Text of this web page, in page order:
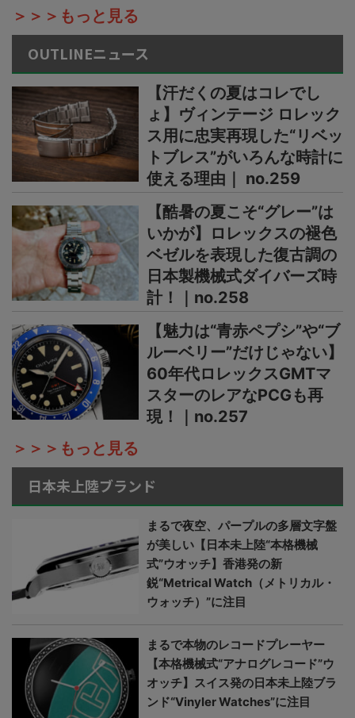
＞＞＞もっと見る
OUTLINEニュース
【汗だくの夏はコレでし
ょ】ヴィンテージ ロレック
ス用に忠実再現した“リベッ
トブレス”がいろんな時計に
使える理由｜ no.259
【酷暑の夏こそ“グレー”は
いかが】ロレックスの褪色
ベゼルを表現した復古調の
日本製機械式ダイバーズ時
計！｜no.258
【魅力は“青赤ペプシ”や“ブ
ルーベリー”だけじゃない】
60年代ロレックスGMTマ
スターのレアなPCGも再
現！｜no.257
＞＞＞もっと見る
日本未上陸ブランド
まるで夜空、パープルの多層文字盤
が美しい【日本未上陸“本格機械
式”ウオッチ】香港発の新
鋭“Metrical Watch（メトリカル・
ウォッチ）”に注目
まるで本物のレコードプレーヤー
【本格機械式“アナログレコード”ウ
オッチ】スイス発の日本未上陸ブラ
ンド“Vinyler Watches”に注目